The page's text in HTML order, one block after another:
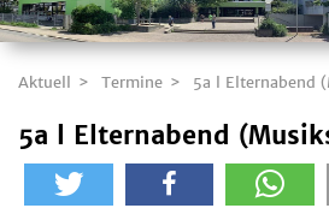
Aktuell Termine 5a l Elternabend
5a l Elternabend